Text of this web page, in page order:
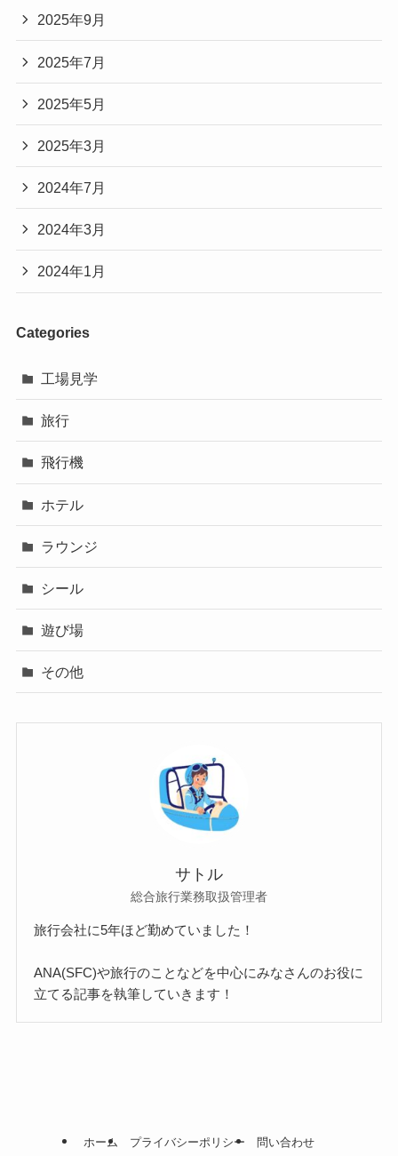
2025年9月
2025年7月
2025年5月
2025年3月
2024年7月
2024年3月
2024年1月
Categories
工場見学
旅行
飛行機
ホテル
ラウンジ
シール
遊び場
その他
サトル
総合旅行業務取扱管理者
旅行会社に5年ほど勤めていました！
ANA(SFC)や旅行のことなどを中心にみなさんのお役に
立てる記事を執筆していきます！
ホーム プライバシーポリシー 問い合わせ